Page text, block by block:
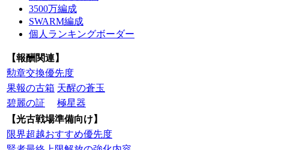
3500万編成
SWARM編成
個人ランキングボーダー
【報酬関連】
勲章交換優先度
果報の古箱 天醒の蒼玉
碧麗の証
極星器
【光古戦場準備向け】
限界超越おすすめ優先度